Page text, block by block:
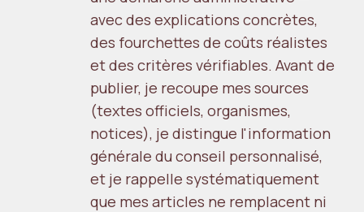
avec des explications concrètes,
des fourchettes de coûts réalistes
et des critères vérifiables. Avant de
publier, je recoupe mes sources
(textes officiels, organismes,
notices), je distingue l'information
générale du conseil personnalisé,
et je rappelle systématiquement
que mes articles ne remplacent ni